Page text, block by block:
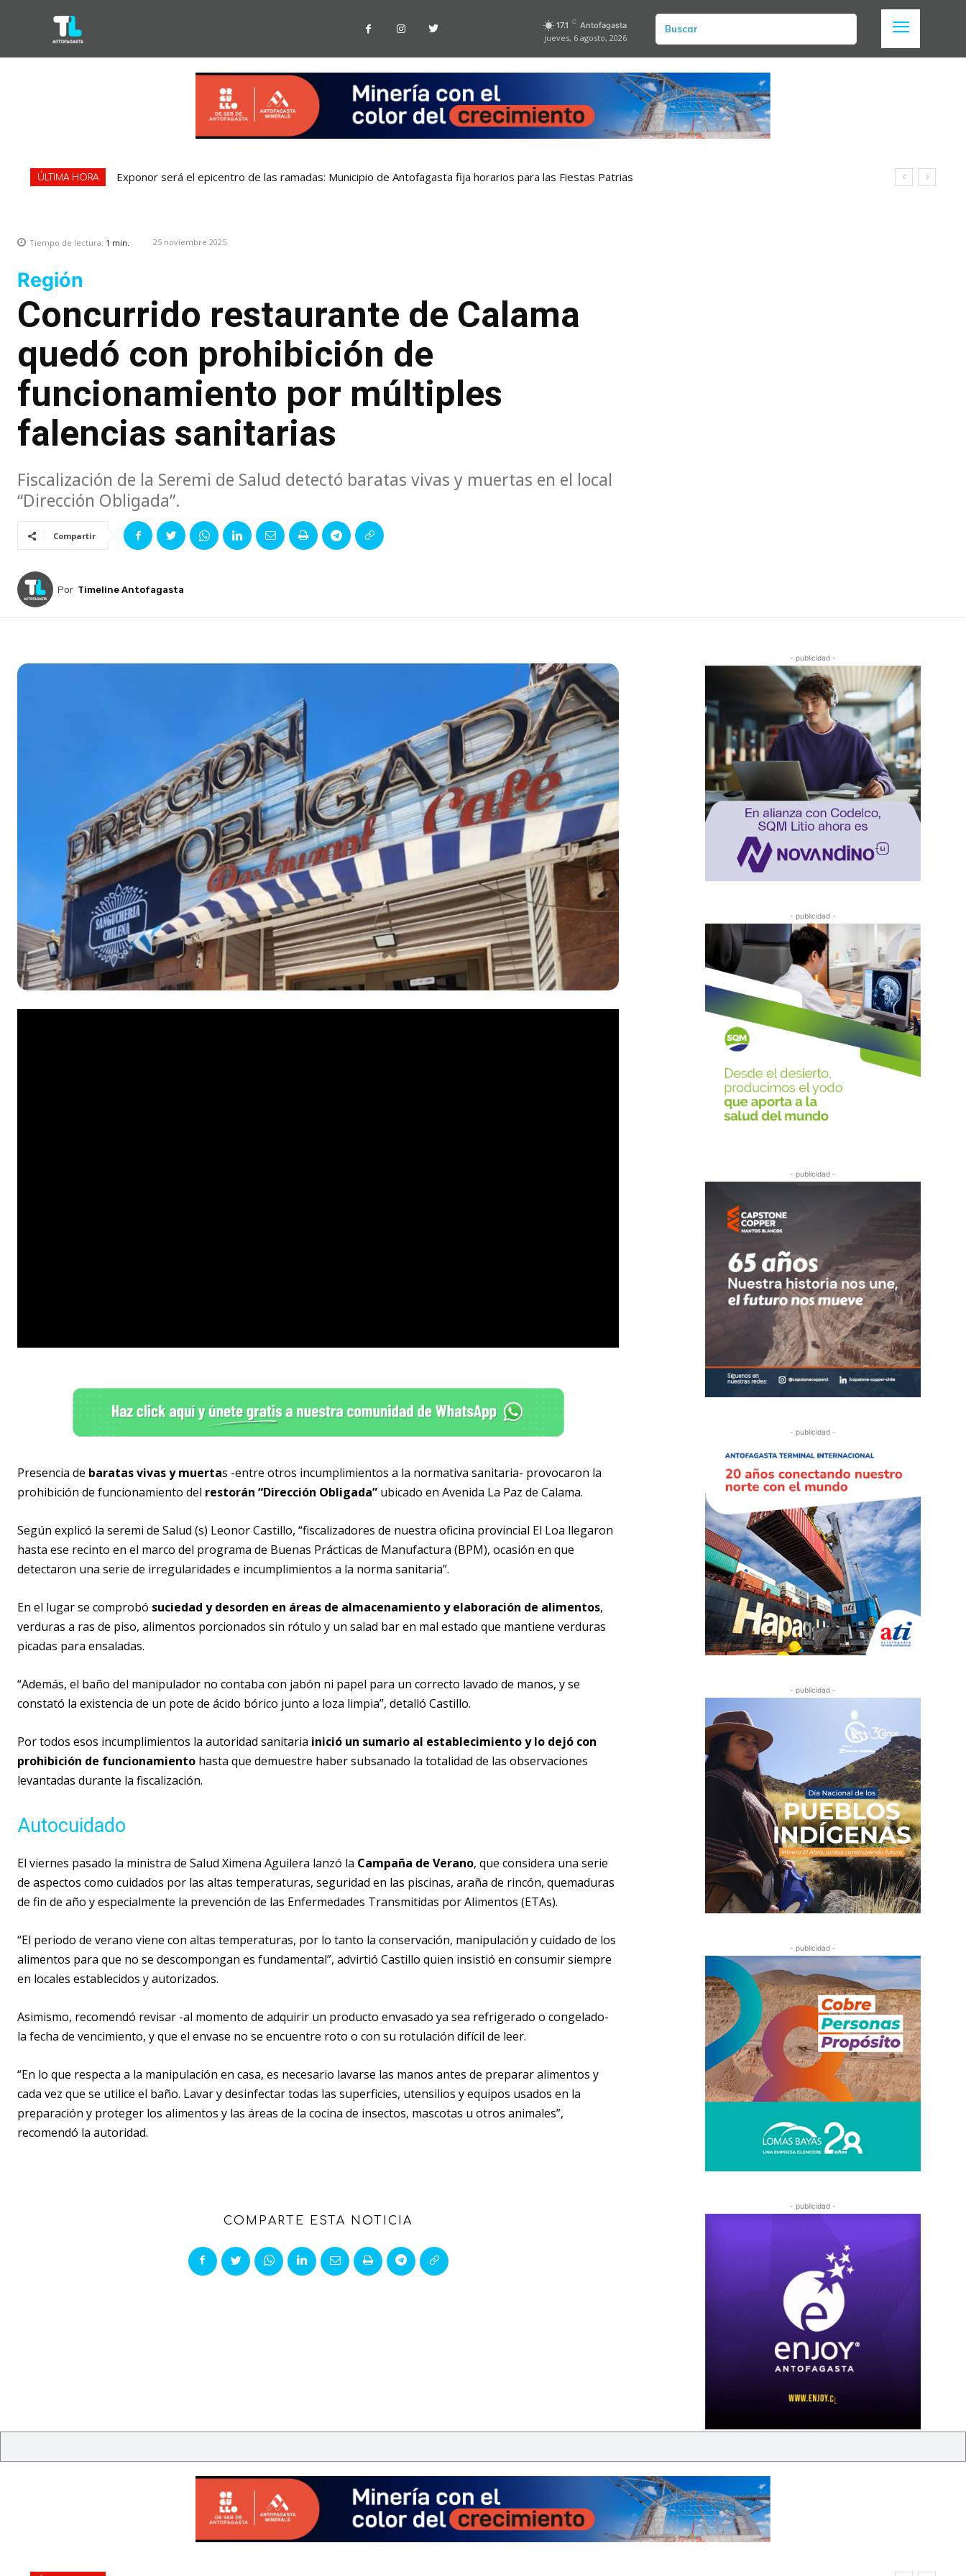
17.1 C Antofagasta
jueves, 6 agosto, 2026
Buscar
ÚLTIMA HORA Exponor será el epicentro de las ramadas: Municipio de Antofagasta fija horarios para las Fiestas Patrias
Tiempo de lectura: 1 min. 25 noviembre 2025
Región
Concurrido restaurante de Calama
quedó con prohibición de
funcionamiento por múltiples
falencias sanitarias
Fiscalización de la Seremi de Salud detectó baratas vivas y muertas en el local
“Dirección Obligada”.
Compartir
Por Timeline Antofagasta
Presencia de baratas vivas y muertas -entre otros incumplimientos a la normativa sanitaria- provocaron la
prohibición de funcionamiento del restorán “Dirección Obligada” ubicado en Avenida La Paz de Calama.
Según explicó la seremi de Salud (s) Leonor Castillo, “fiscalizadores de nuestra oficina provincial El Loa llegaron
hasta ese recinto en el marco del programa de Buenas Prácticas de Manufactura (BPM), ocasión en que
detectaron una serie de irregularidades e incumplimientos a la norma sanitaria”.
En el lugar se comprobó suciedad y desorden en áreas de almacenamiento y elaboración de alimentos,
verduras a ras de piso, alimentos porcionados sin rótulo y un salad bar en mal estado que mantiene verduras
picadas para ensaladas.
“Además, el baño del manipulador no contaba con jabón ni papel para un correcto lavado de manos, y se
constató la existencia de un pote de ácido bórico junto a loza limpia”, detalló Castillo.
Por todos esos incumplimientos la autoridad sanitaria inició un sumario al establecimiento y lo dejó con
prohibición de funcionamiento hasta que demuestre haber subsanado la totalidad de las observaciones
levantadas durante la fiscalización.
Autocuidado
El viernes pasado la ministra de Salud Ximena Aguilera lanzó la Campaña de Verano, que considera una serie
de aspectos como cuidados por las altas temperaturas, seguridad en las piscinas, araña de rincón, quemaduras
de fin de año y especialmente la prevención de las Enfermedades Transmitidas por Alimentos (ETAs).
“El periodo de verano viene con altas temperaturas, por lo tanto la conservación, manipulación y cuidado de los
alimentos para que no se descompongan es fundamental”, advirtió Castillo quien insistió en consumir siempre
en locales establecidos y autorizados.
Asimismo, recomendó revisar -al momento de adquirir un producto envasado ya sea refrigerado o congelado-
la fecha de vencimiento, y que el envase no se encuentre roto o con su rotulación difícil de leer.
“En lo que respecta a la manipulación en casa, es necesario lavarse las manos antes de preparar alimentos y
cada vez que se utilice el baño. Lavar y desinfectar todas las superficies, utensilios y equipos usados en la
preparación y proteger los alimentos y las áreas de la cocina de insectos, mascotas u otros animales”,
recomendó la autoridad.
COMPARTE ESTA NOTICIA
- publicidad -
- publicidad -
- publicidad -
- publicidad -
- publicidad -
- publicidad -
- publicidad -